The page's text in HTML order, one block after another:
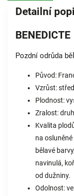
Detailní
BENEDICTE
Pozdní odrůda
Původ:
Vzrůst:
Plodnost:
Zralost:
Kvalita
na
bělavé
navinulá,
od dužniny.
Odolnost: